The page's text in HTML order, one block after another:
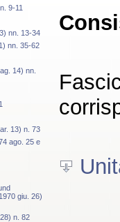
9-11
nn. 13-34
nn. 35-62
14) nn.
13) n. 73
ago. 25 e
giu. 26)
n. 82